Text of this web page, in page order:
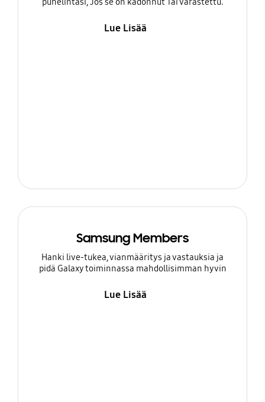
Lue Lisää
Samsung Members
Hanki live-tukea, vianmääritys ja vastauksia ja
pidä Galaxy toiminnassa mahdollisimman hyvin
Lue Lisää